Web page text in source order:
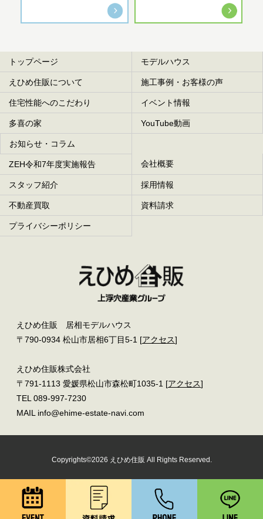
トップページ モデルハウス
えひめ住販について 施工事例・お客様の声
住宅性能へのこだわり イベント情報
多喜の家 YouTube動画
お知らせ・コラム
ZEH令和7年度実施報告 会社概要
スタッフ紹介 採用情報
不動産買取 資料請求
プライバシーポリシー
えひめ住販 居相モデルハウス
〒790-0934 松山市居相6丁目5-1 [アクセス]
えひめ住販株式会社
〒791-1113 愛媛県松山市森松町1035-1 [アクセス]
TEL 089-997-7230
MAIL info@ehime-estate-navi.com
Copyrights©2026 えひめ住販 All Rights Reserved.